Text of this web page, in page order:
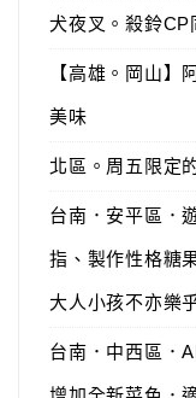
犬夜叉。殺鈴CP
【高雄。岡山】
美味
北區。周五限定
台南．安平區．
指、製作性格糖
大人小孩不亦樂
台南．中西區．